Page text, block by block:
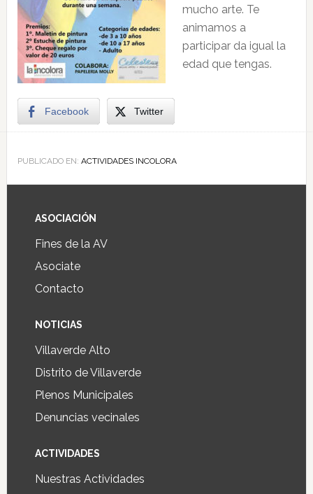
mucho arte. Te
animamos a
participar da igual la
edad que tengas.
Facebook Twitter
PUBLICADO EN: ACTIVIDADES INCOLORA
ASOCIACIÓN
Fines de la AV
Asociate
Contacto
NOTICIAS
Villaverde Alto
Distrito de Villaverde
Plenos Municipales
Denuncias vecinales
ACTIVIDADES
Nuestras Actividades